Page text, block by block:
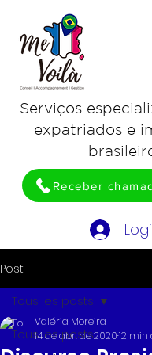
Serviços
expatriados e
Receber
Post
Tous les posts
Tous les posts
Valéria Moreira
14 de abr. de 202012 min